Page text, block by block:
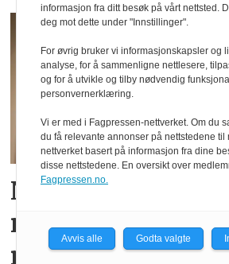
Nedgang i
mediene
informasjon fra ditt besøk på vårt nettsted.
deg mot dette under "Innstillinger".
For øvrig bruker vi informasjonskapsler og
analyse, for å sammenligne nettlesere,
og for å utvikle og tilby nødvendig
personvernerklæring.
Vi er med i Fagpressen-nettverket. Om du
du få relevante annonser på nettstedene til
nettverket basert på informasjon fra dine
disse nettstedene. En oversikt over
Fagpressen.no.
Avvis alle Godta valgte